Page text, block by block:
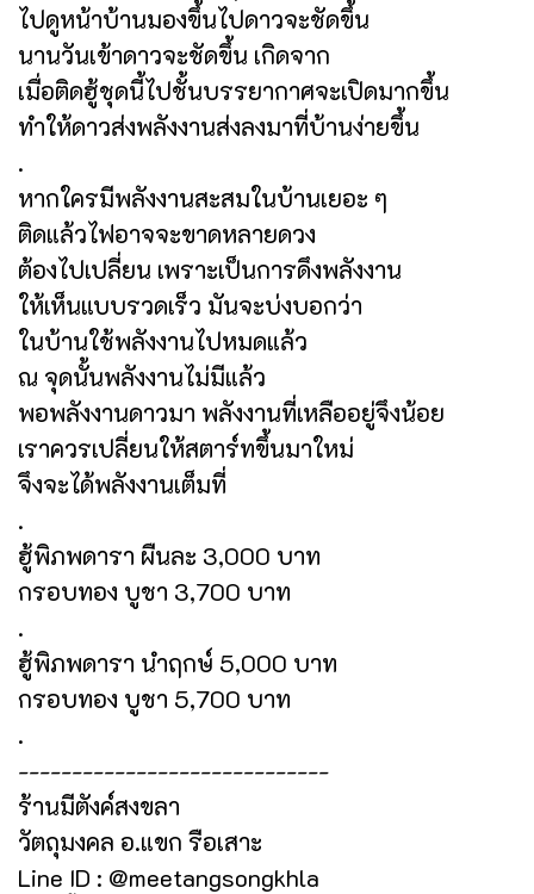
ไปดูหน้าบ้านมองขึ้นไปดาวจะชัดขึ้น
นานวันเข้าดาวจะชัดขึ้น เกิดจาก
เมื่อติดฮู้ชุดนี้ไปชั้นบรรยากาศจะเปิดมากขึ้น
ทำให้ดาวส่งพลังงานส่งลงมาที่บ้านง่ายขึ้น
.
หากใครมีพลังงานสะสมในบ้านเยอะ ๆ
ติดแล้วไฟอาจจะขาดหลายดวง
ต้องไปเปลี่ยน เพราะเป็นการดึงพลังงาน
ให้เห็นแบบรวดเร็ว มันจะบ่งบอกว่า
ในบ้านใช้พลังงานไปหมดแล้ว
ณ จุดนั้นพลังงานไม่มีแล้ว
พอพลังงานดาวมา พลังงานที่เหลืออยู่จึงน้อย
เราควรเปลี่ยนให้สตาร์ทขึ้นมาใหม่
จึงจะได้พลังงานเต็มที่
.
ฮู้พิภพดารา ผืนละ 3,000 บาท
กรอบทอง บูชา 3,700 บาท
.
ฮู้พิภพดารา นำฤกษ์ 5,000 บาท
กรอบทอง บูชา 5,700 บาท
.
-----------------------------
ร้านมีตังค์สงขลา
วัตถุมงคล อ.แขก รือเสาะ
Line ID : @meetangsongkhla